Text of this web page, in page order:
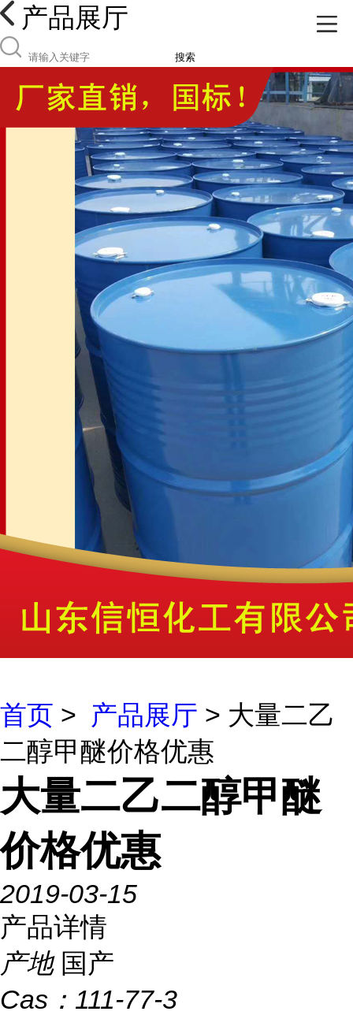
产品展厅
搜索
首页 > 产品展厅 > 大量二乙
二醇甲醚价格优惠
大量二乙二醇甲醚
价格优惠
2019-03-15
产品详情
产地 国产
Cas： 111-77-3